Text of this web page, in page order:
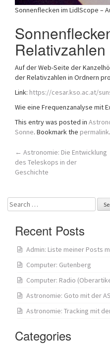
Sonnenflecken im LidlScope –
Relativzahlen
Auf der Web-Seite der
der Relativzahlen in Ordnern
Link: https://cesar.kso.ac.at/
Wie eine Frequenzanalyse mit
This entry was posted in
Sonne. Bookmark the permalink.
Post
navigation
← Astronomie: Die Entwicklung
des Teleskops in der
Geschichte
Search
for:
Recent Posts
Admin: Liste meiner Posts
Computer: Gutenberg
Computer: Radio
Astronomie: Goto mit der
Astronomie: Tracking mit
Categories